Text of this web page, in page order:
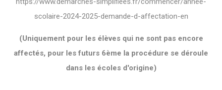
scolaire-2024-2025-demande-d-affectation-en
(Uniquement pour les élèves qui ne sont pas encore
affectés, pour les futurs 6ème la procédure se déroule
dans les écoles d'origine)